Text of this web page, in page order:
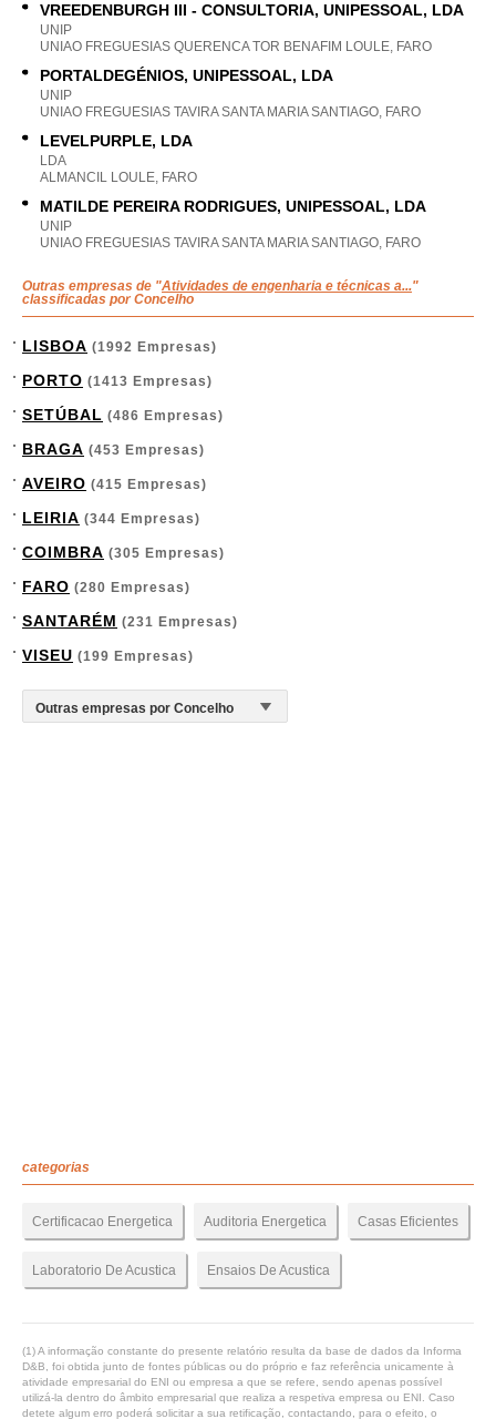
VREEDENBURGH III - CONSULTORIA, UNIPESSOAL, LDA
UNIP
UNIAO FREGUESIAS QUERENCA TOR BENAFIM LOULE, FARO
PORTALDEGÉNIOS, UNIPESSOAL, LDA
UNIP
UNIAO FREGUESIAS TAVIRA SANTA MARIA SANTIAGO, FARO
LEVELPURPLE, LDA
LDA
ALMANCIL LOULE, FARO
MATILDE PEREIRA RODRIGUES, UNIPESSOAL, LDA
UNIP
UNIAO FREGUESIAS TAVIRA SANTA MARIA SANTIAGO, FARO
Outras empresas de "Atividades de engenharia e técnicas a..."
classificadas por Concelho
LISBOA (1992 Empresas)
PORTO (1413 Empresas)
SETÚBAL (486 Empresas)
BRAGA (453 Empresas)
AVEIRO (415 Empresas)
LEIRIA (344 Empresas)
COIMBRA (305 Empresas)
FARO (280 Empresas)
SANTARÉM (231 Empresas)
VISEU (199 Empresas)
categorias
Certificacao Energetica Auditoria Energetica Casas Eficientes
Laboratorio De Acustica Ensaios De Acustica
(1) A informação constante do presente relatório resulta da base de dados da Informa
D&B, foi obtida junto de fontes públicas ou do próprio e faz referência unicamente à
atividade empresarial do ENI ou empresa a que se refere, sendo apenas possível
utilizá-la dentro do âmbito empresarial que realiza a respetiva empresa ou ENI. Caso
detete algum erro poderá solicitar a sua retificação, contactando, para o efeito, o